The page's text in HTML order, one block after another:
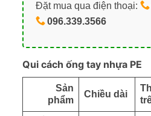
Đặt mua qua điện thoại:
096.339.3566
Qui cách ống tay nhựa PE
Sản
phẩm
Chiều dài